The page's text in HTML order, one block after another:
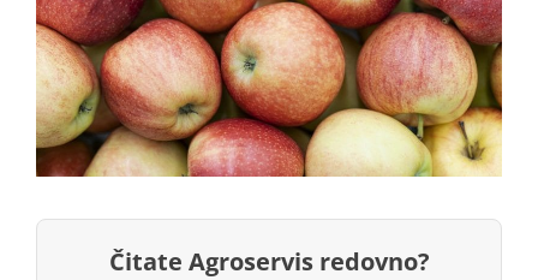
Čitate Agroservis redovno?